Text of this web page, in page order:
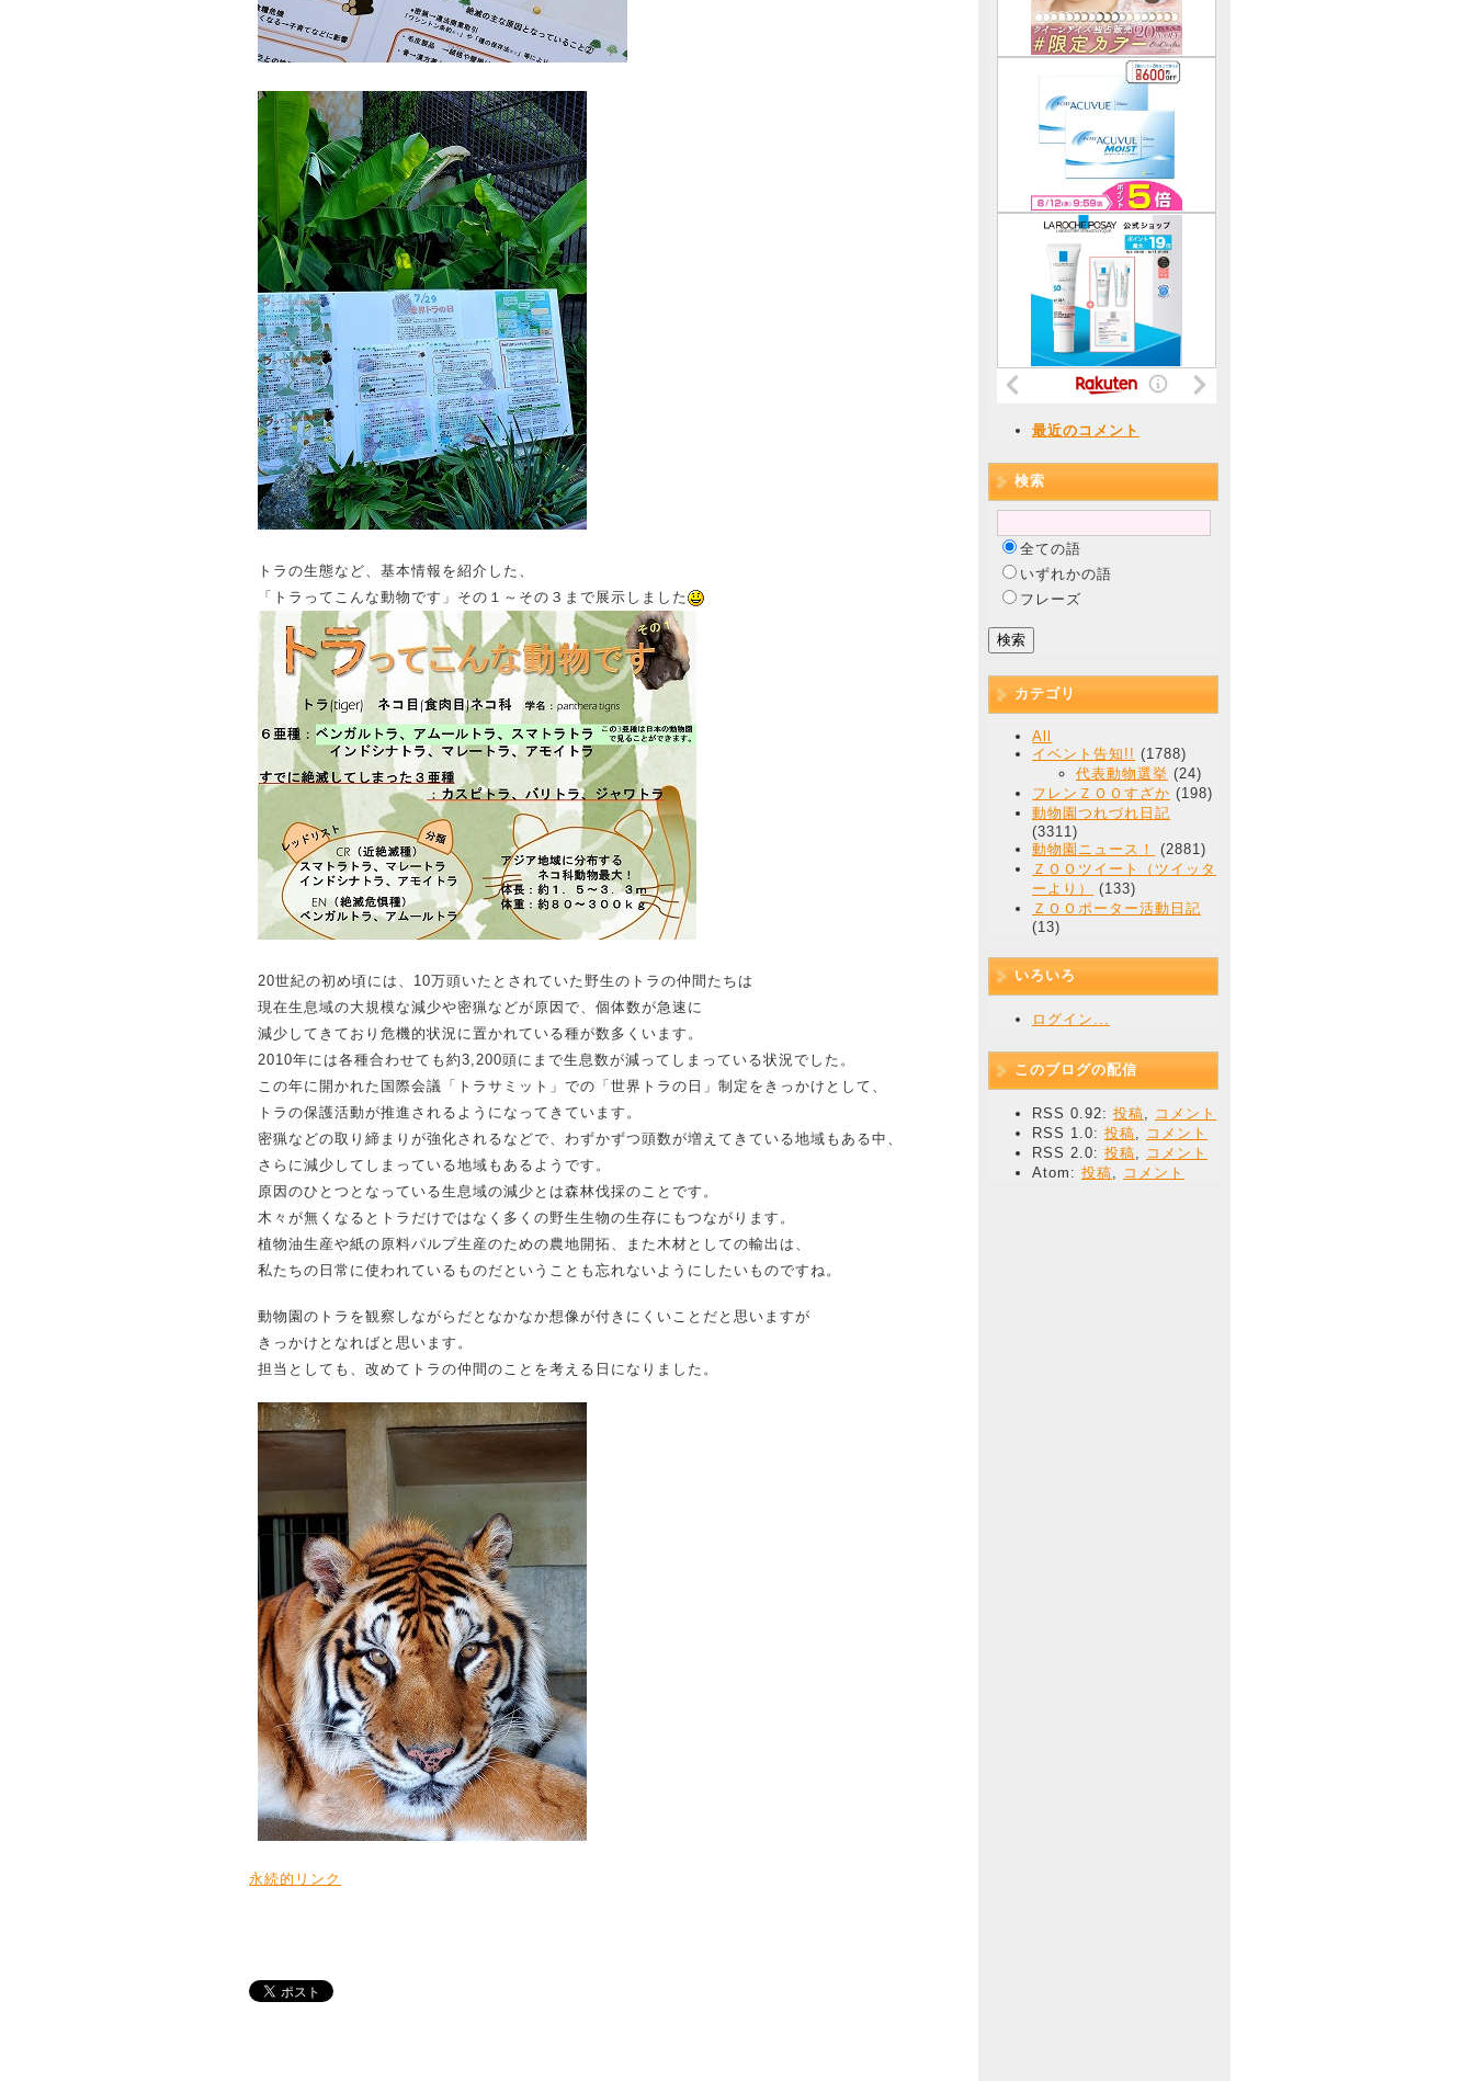
トラの生態など、基本情報を紹介した、
「トラってこんな動物です」その１～その３まで展示しました
20世紀の初め頃には、10万頭いたとされていた野生のトラの仲間たちは
現在生息域の大規模な減少や密猟などが原因で、個体数が急速に
減少してきており危機的状況に置かれている種が数多くいます。
2010年には各種合わせても約3,200頭にまで生息数が減ってしまっている状況でした。
この年に開かれた国際会議「トラサミット」での「世界トラの日」制定をきっかけとして、
トラの保護活動が推進されるようになってきています。
密猟などの取り締まりが強化されるなどで、わずかずつ頭数が増えてきている地域もある中、
さらに減少してしまっている地域もあるようです。
原因のひとつとなっている生息域の減少とは森林伐採のことです。
木々が無くなるとトラだけではなく多くの野生生物の生存にもつながります。
植物油生産や紙の原料パルプ生産のための農地開拓、また木材としての輸出は、
私たちの日常に使われているものだということも忘れないようにしたいものですね。
動物園のトラを観察しながらだとなかなか想像が付きにくいことだと思いますが
きっかけとなればと思います。
担当としても、改めてトラの仲間のことを考える日になりました。
永続的リンク
最近のコメント
検索
全ての語
いずれかの語
フレーズ
カテゴリ
All
イベント告知!! (1788)
代表動物選挙 (24)
フレンＺＯＯすざか (198)
動物園つれづれ日記
(3311)
動物園ニュース！
(2881)
ＺＯＯツイート（ツイッタ
ーより）
(133)
ＺＯＯポーター活動日記
(13)
いろいろ
ログイン...
このブログの配信
RSS 0.92: 投稿, コメント
RSS 1.0: 投稿, コメント
RSS 2.0: 投稿, コメント
Atom: 投稿, コメント